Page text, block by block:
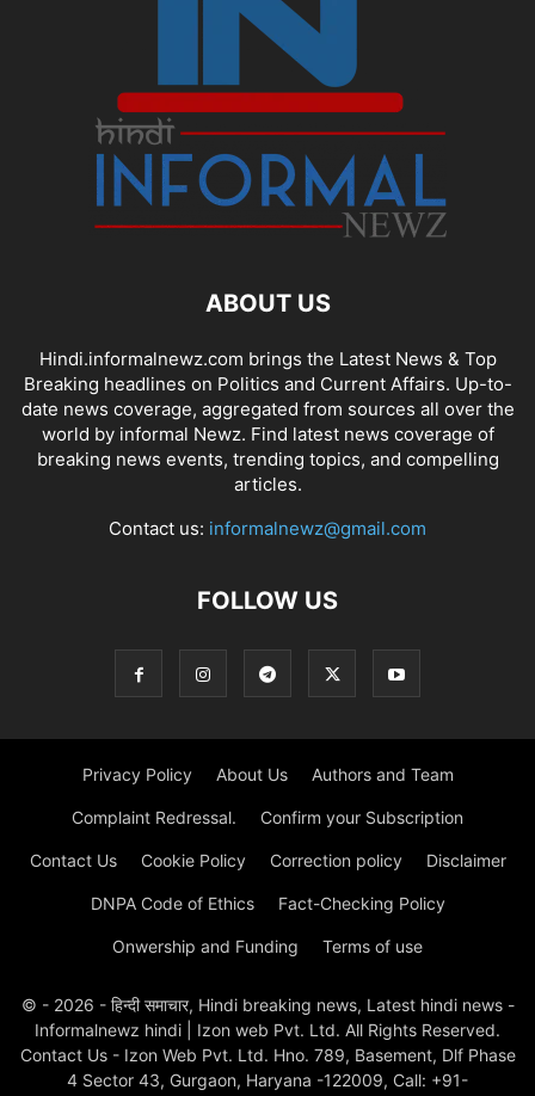
ABOUT US
Hindi.informalnewz.com brings the Latest News & Top
Breaking headlines on Politics and Current Affairs. Up-to-
date news coverage, aggregated from sources all over the
world by informal Newz. Find latest news coverage of
breaking news events, trending topics, and compelling
articles.
Contact us: informalnewz@gmail.com
FOLLOW US
Privacy Policy About Us Authors and Team
Complaint Redressal. Confirm your Subscription
Contact Us Cookie Policy Correction policy Disclaimer
DNPA Code of Ethics Fact-Checking Policy
Onwership and Funding Terms of use
© - 2026 - हिन्दी समाचार, Hindi breaking news, Latest hindi news -
Informalnewz hindi | Izon web Pvt. Ltd. All Rights Reserved.
Contact Us - Izon Web Pvt. Ltd. Hno. 789, Basement, Dlf Phase
4 Sector 43, Gurgaon, Haryana -122009, Call: +91-